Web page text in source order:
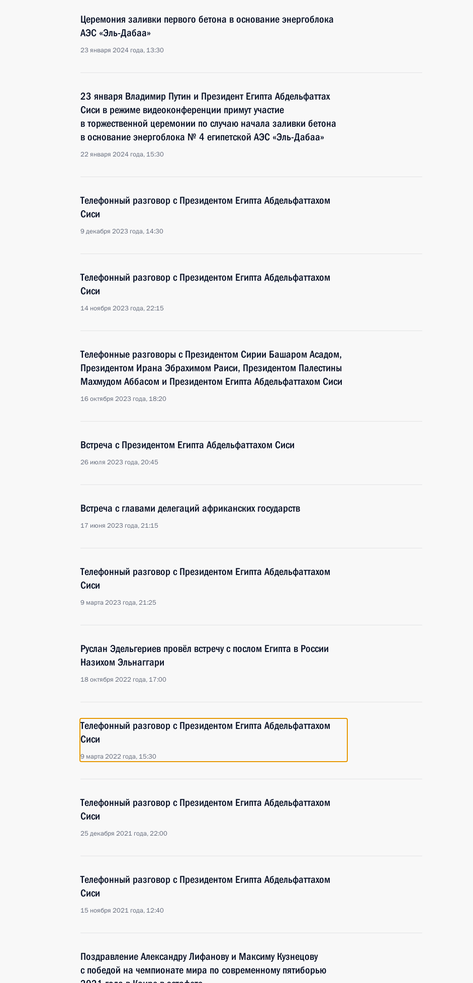
Церемония заливки первого бетона в основание энергоблока
АЭС «Эль-Дабаа»
23 января 2024 года, 13:30
23 января Владимир Путин и Президент Египта Абдельфаттах
Сиси в режиме видеоконференции примут участие
в торжественной церемонии по случаю начала заливки бетона
в основание энергоблока № 4 египетской АЭС «Эль-Дабаа»
22 января 2024 года, 15:30
Телефонный разговор с Президентом Египта Абдельфаттахом
Сиси
9 декабря 2023 года, 14:30
Телефонный разговор с Президентом Египта Абдельфаттахом
Сиси
14 ноября 2023 года, 22:15
Телефонные разговоры с Президентом Сирии Башаром Асадом,
Президентом Ирана Эбрахимом Раиси, Президентом Палестины
Махмудом Аббасом и Президентом Египта Абдельфаттахом Сиси
16 октября 2023 года, 18:20
Встреча с Президентом Египта Абдельфаттахом Сиси
26 июля 2023 года, 20:45
Встреча с главами делегаций африканских государств
17 июня 2023 года, 21:15
Телефонный разговор с Президентом Египта Абдельфаттахом
Сиси
9 марта 2023 года, 21:25
Руслан Эдельгериев провёл встречу с послом Египта в России
Назихом Эльнаггари
18 октября 2022 года, 17:00
Телефонный разговор с Президентом Египта Абдельфаттахом
Сиси
9 марта 2022 года, 15:30
Телефонный разговор с Президентом Египта Абдельфаттахом
Сиси
25 декабря 2021 года, 22:00
Телефонный разговор с Президентом Египта Абдельфаттахом
Сиси
15 ноября 2021 года, 12:40
Поздравление Александру Лифанову и Максиму Кузнецову
с победой на чемпионате мира по современному пятиборью